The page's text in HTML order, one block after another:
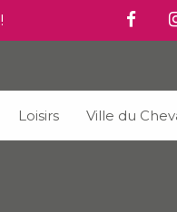
Loisirs Ville du